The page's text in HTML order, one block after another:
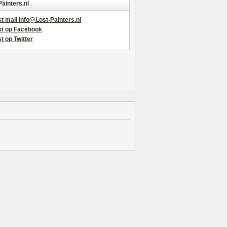
mail info@Lost-Painters.nl
op Facebook
op Twitter